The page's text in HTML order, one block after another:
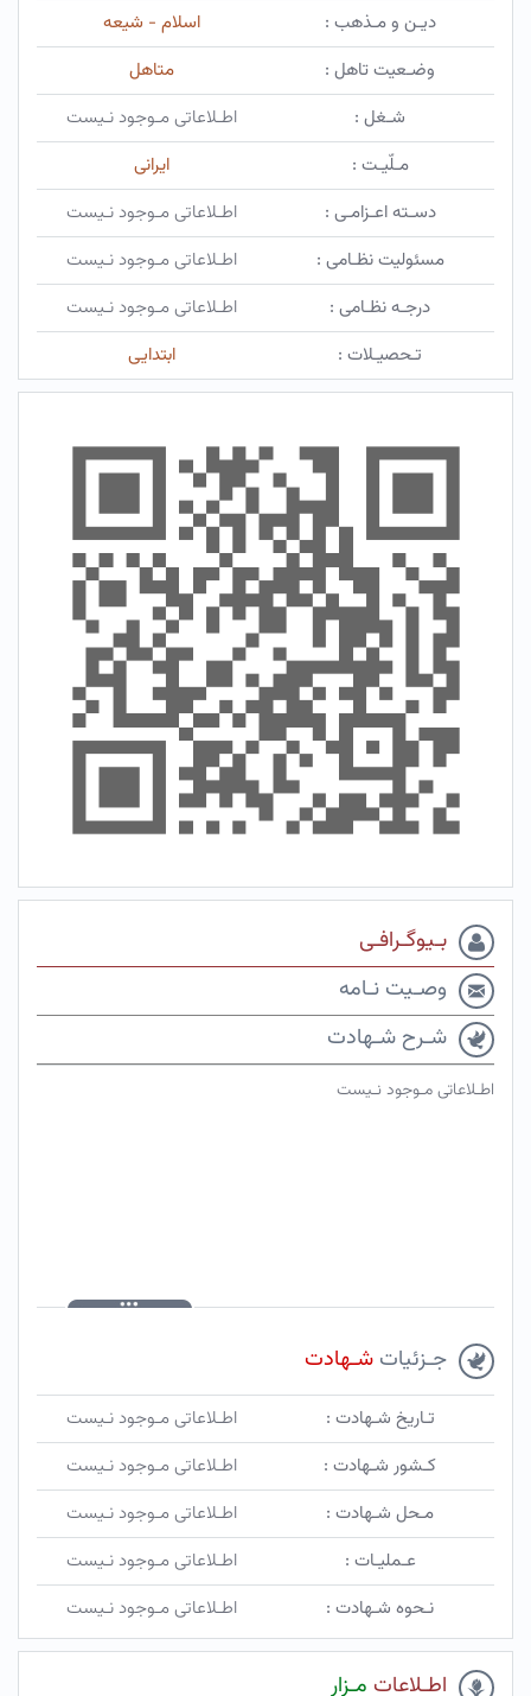
دیـن و مـذهب :
اسلام - شیعه
وضـعیت تاهل :
متاهل
شـغل :
اطـلاعاتی مـوجود نـیست
مـلّیـت :
ایرانی
دسـته اعـزامـی :
اطـلاعاتی مـوجود نـیست
مسئولیت نظـامی :
اطـلاعاتی مـوجود نـیست
درجـه نظـامی :
اطـلاعاتی مـوجود نـیست
تـحصیـلات :
ابتدایی
بـیوگـرافـی
وصـیت نـامه
شـرح شـهادت
اطـلاعاتی مـوجود نـیست
جـزئیات شـهادت
تـاریخ شـهادت :
اطـلاعاتی مـوجود نـیست
کـشور شـهادت :
اطـلاعاتی مـوجود نـیست
مـحل شـهادت :
اطـلاعاتی مـوجود نـیست
عـملیـات :
اطـلاعاتی مـوجود نـیست
نـحوه شـهادت :
اطـلاعاتی مـوجود نـیست
اطـلاعات مـزار